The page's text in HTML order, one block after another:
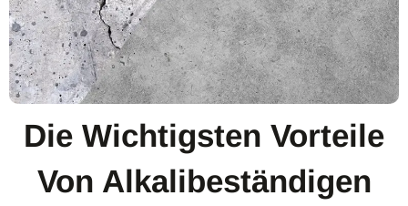
Die Wichtigsten Vorteile
Von Alkalibeständigen